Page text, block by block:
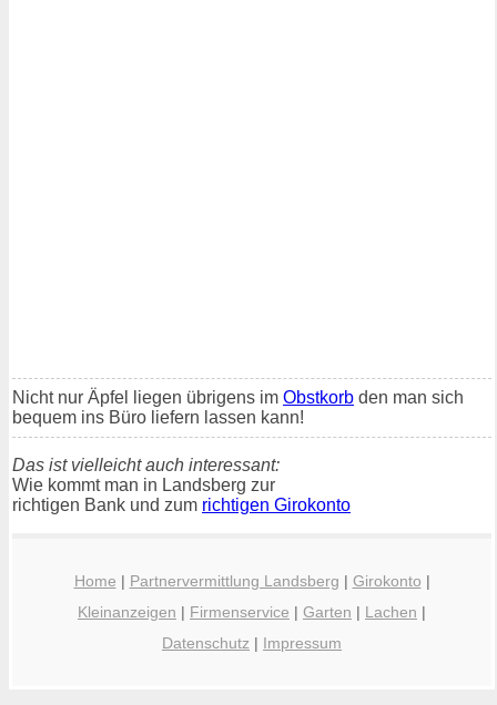
Nicht nur Äpfel liegen übrigens im Obstkorb den man sich
bequem ins Büro liefern lassen kann!
Das ist vielleicht auch interessant:
Wie kommt man in Landsberg zur
richtigen Bank und zum richtigen Girokonto
Home | Partnervermittlung Landsberg | Girokonto |
Kleinanzeigen | Firmenservice | Garten | Lachen |
Datenschutz | Impressum